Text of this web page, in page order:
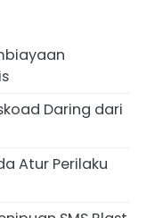
Daring dari
Atur Perilaku